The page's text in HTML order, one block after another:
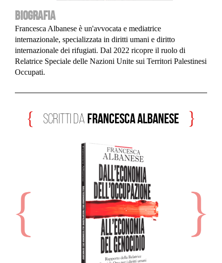
BIOGRAFIA
Francesca Albanese è un'avvocata e mediatrice
internazionale, specializzata in diritti umani e diritto
internazionale dei rifugiati. Dal 2022 ricopre il ruolo di
Relatrice Speciale delle Nazioni Unite sui Territori Palestinesi
Occupati.
scritti da Francesca Albanese